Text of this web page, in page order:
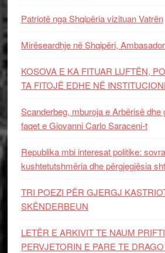
Patriotë nga Shqipëria vizituan Vatrën
Mirëseardhje në Shqipëri,
KOSOVA E KA FITUAR LUFTËN,
TA FITOJË EDHE NË
Scanderbeg, mburoja e Arbërisë dhe
faqet e Giovanni Carlo Saraceni-t
Republika mbi interesat politike:
kushtetutshmëria dhe përgjegjësia
TRI POEZI PËR GJERGJ
SKËNDERBEUN
LETËR E ARKIVIT TE NAUM
PERVJETORIN E PARE TE